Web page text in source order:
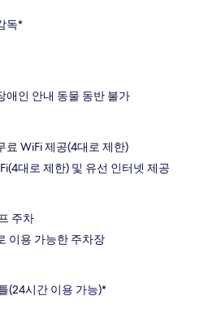
독*
애인 안내 동물 동반 불가
료 WiFi 제공(4대로 제한)
대로 제한) 및 유선 인터넷 제공
주차
이용 가능한 주차장
(24시간 이용 가능)*